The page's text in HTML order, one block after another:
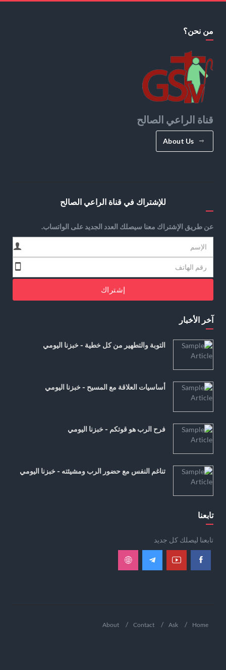
من نحن؟
قناة الراعي الصالح
About Us
للإشتراك في قناة الراعي الصالح
عن طريق الإشتراك معنا سيصلك العدد الجديد على الواتساب.
إشتراك
آخر الأخبار
التوبة والتطهير من كل خطية - خبزنا اليومي
أساسيات العلاقة مع المسيح - خبزنا اليومي
فرح الرب هو قوتكم - خبزنا اليومي
تناغم النفس مع حضور الرب ومشيئته - خبزنا اليومي
تابعنا
تابعنا ليصلك كل جديد
Home
Ask
Contact
About